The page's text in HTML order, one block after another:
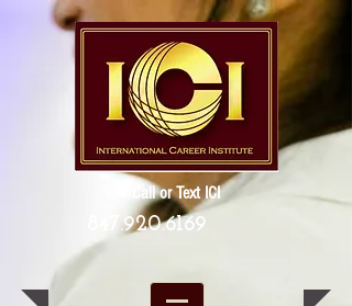
Call or Text ICI
847.920.6169